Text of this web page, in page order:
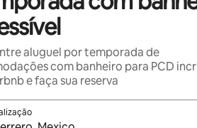
aluguel por temporada de
com banheiro para PCD
e faça sua reserva
os resultados estiverem disponíveis,